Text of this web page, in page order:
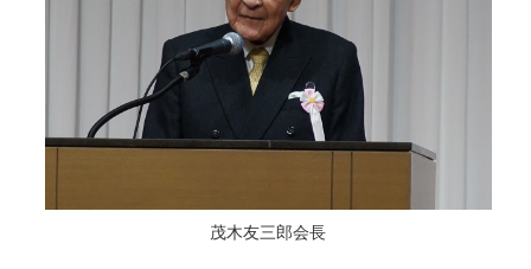
茂木友三郎会長